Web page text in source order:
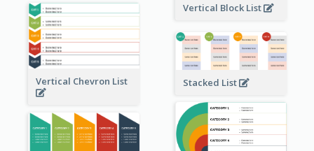
Vertical Block List
Vertical Chevron List Stacked List